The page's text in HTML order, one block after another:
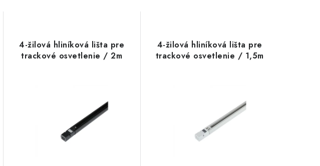
4-žilová hliníková lišta pre
trackové osvetlenie / 2m
4-žilová hliníková lišta pre
trackové osvetlenie / 1,5m